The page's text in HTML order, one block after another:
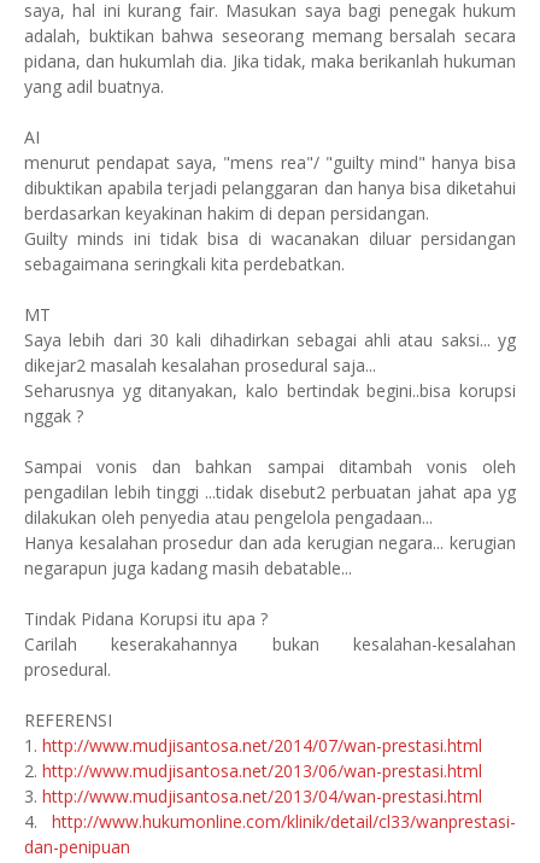
saya, hal ini kurang fair. Masukan saya bagi penegak hukum
adalah, buktikan bahwa seseorang memang bersalah secara
pidana, dan hukumlah dia. Jika tidak, maka berikanlah hukuman
yang adil buatnya.
AI
menurut pendapat saya, "mens rea"/ "guilty mind" hanya bisa
dibuktikan apabila terjadi pelanggaran dan hanya bisa diketahui
berdasarkan keyakinan hakim di depan persidangan.
Guilty minds ini tidak bisa di wacanakan diluar persidangan
sebagaimana seringkali kita perdebatkan.
MT
Saya lebih dari 30 kali dihadirkan sebagai ahli atau saksi... yg
dikejar2 masalah kesalahan prosedural saja...
Seharusnya yg ditanyakan, kalo bertindak begini..bisa korupsi
nggak ?
Sampai vonis dan bahkan sampai ditambah vonis oleh
pengadilan lebih tinggi ...tidak disebut2 perbuatan jahat apa yg
dilakukan oleh penyedia atau pengelola pengadaan...
Hanya kesalahan prosedur dan ada kerugian negara... kerugian
negarapun juga kadang masih debatable...
Tindak Pidana Korupsi itu apa ?
Carilah keserakahannya bukan kesalahan-kesalahan
prosedural.
REFERENSI
1. http://www.mudjisantosa.net/2014/07/wan-prestasi.html
2. http://www.mudjisantosa.net/2013/06/wan-prestasi.html
3. http://www.mudjisantosa.net/2013/04/wan-prestasi.html
4. http://www.hukumonline.com/klinik/detail/cl33/wanprestasi-
dan-penipuan